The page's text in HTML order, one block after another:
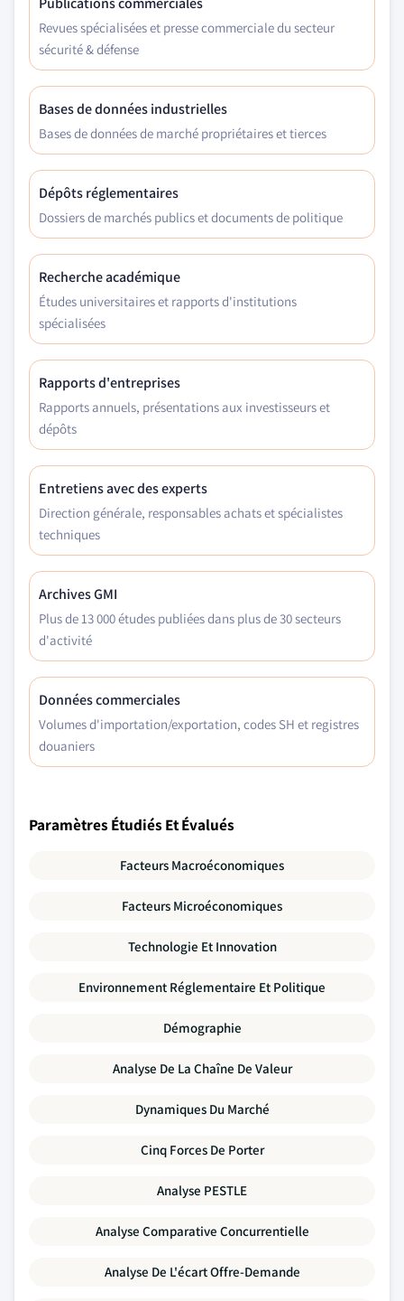
Revues spécialisées et presse commerciale du secteur
sécurité & défense
Bases de données industrielles
Bases de données de marché propriétaires et tierces
Dépôts réglementaires
Dossiers de marchés publics et documents de politique
Recherche académique
Études universitaires et rapports d'institutions
spécialisées
Rapports d'entreprises
Rapports annuels, présentations aux investisseurs et
dépôts
Entretiens avec des experts
Direction générale, responsables achats et spécialistes
techniques
Archives GMI
Plus de 13 000 études publiées dans plus de 30 secteurs
d'activité
Données commerciales
Volumes d'importation/exportation, codes SH et registres
douaniers
Paramètres Étudiés Et Évalués
Facteurs Macroéconomiques
Facteurs Microéconomiques
Technologie Et Innovation
Environnement Réglementaire Et Politique
Démographie
Analyse De La Chaîne De Valeur
Dynamiques Du Marché
Cinq Forces De Porter
Analyse PESTLE
Analyse Comparative Concurrentielle
Analyse De L'écart Offre-Demande